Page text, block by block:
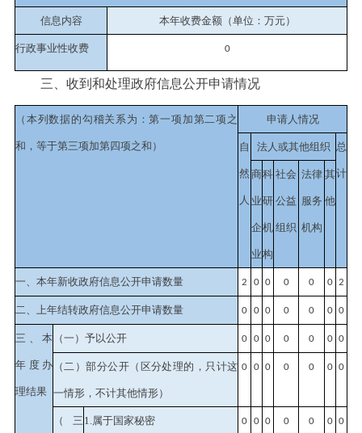
信息内容 本年收费金额（单位：万元）
行政事业性收费 0
三、收到和处理政府信息公开申请情况
（本列数据的勾稽关系为：第一项加第二项之
和，等于第三项加第四项之和）
申请人情况
自
然
人
法人或其他组织 总
计
商
业
企
业
科
研
机
构
社会
公益
组织
法律
服务
机构
其
他
一、本年新收政府信息公开申请数量 2 0 0 0 0 0 2
二、上年结转政府信息公开申请数量 0 0 0 0 0 0 0
三、本
年度办
理结果
（一）予以公开 0 0 0 0 0 0 0
（二）部分公开 （区分处理的，只计这
一情形，不计其他情形）
0 0 0 0 0 0 0
（三 1.属于国家秘密 0 0 0 0 0 0 0